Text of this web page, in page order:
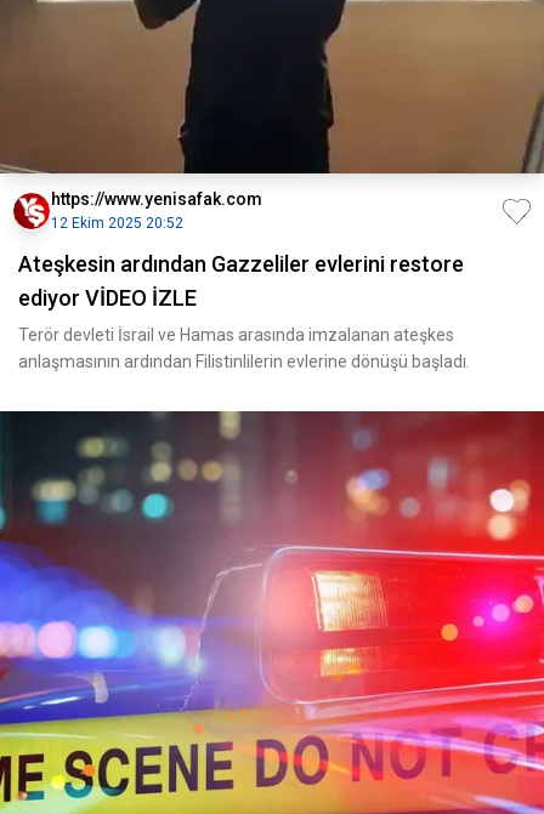
https://www.yenisafak.com
12 Ekim 2025 20:52
Ateşkesin ardından Gazzeliler evlerini restore
ediyor VİDEO İZLE
Terör devleti İsrail ve Hamas arasında imzalanan ateşkes
anlaşmasının ardından Filistinlilerin evlerine dönüşü başladı.